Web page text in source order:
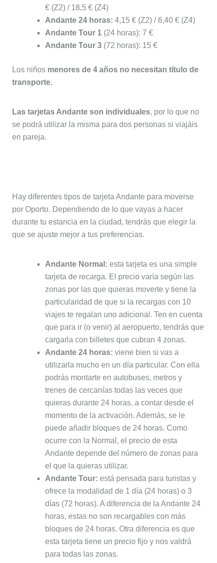
€ (Z2) / 18,5 € (Z4)
Andante 24 horas: 4,15 € (Z2) / 6,40 € (Z4)
Andante Tour 1(24 horas): 7 €
Andante Tour 3(72 horas): 15 €
Los niños menores de 4 años no necesitan título de
transporte.
Las tarjetas Andante son individuales, por lo que no
se podrá utilizar la misma para dos personas si viajáis
en pareja.
Hay diferentes tipos de tarjeta Andante para moverse
por Oporto. Dependiendo de lo que vayas a hacer
durante tu estancia en la ciudad, tendrás que elegir la
que se ajuste mejor a tus preferencias.
Andante Normal: esta tarjeta es una simple
tarjeta de recarga. El precio varía según las
zonas por las que quieras moverte y tiene la
particularidad de que si la recargas con 10
viajes te regalan uno adicional. Ten en cuenta
que para ir (o venir) al aeropuerto, tendrás que
cargarla con billetes que cubran 4 zonas.
Andante 24 horas: viene bien si vas a
utilizarla mucho en un día particular. Con ella
podrás montarte en autobuses, metros y
trenes de cercanías todas las veces que
quieras durante 24 horas, a contar desde el
momento de la activación. Además, se le
puede añadir bloques de 24 horas. Como
ocurre con la Normal, el precio de esta
Andante depende del número de zonas para
el que la quieras utilizar.
Andante Tour: está pensada para turistas y
ofrece la modalidad de 1 día (24 horas) o 3
días (72 horas). A diferencia de la Andante 24
horas, estas no son recargables con más
bloques de 24 horas. Otra diferencia es que
esta tarjeta tiene un precio fijo y nos valdrá
para todas las zonas.